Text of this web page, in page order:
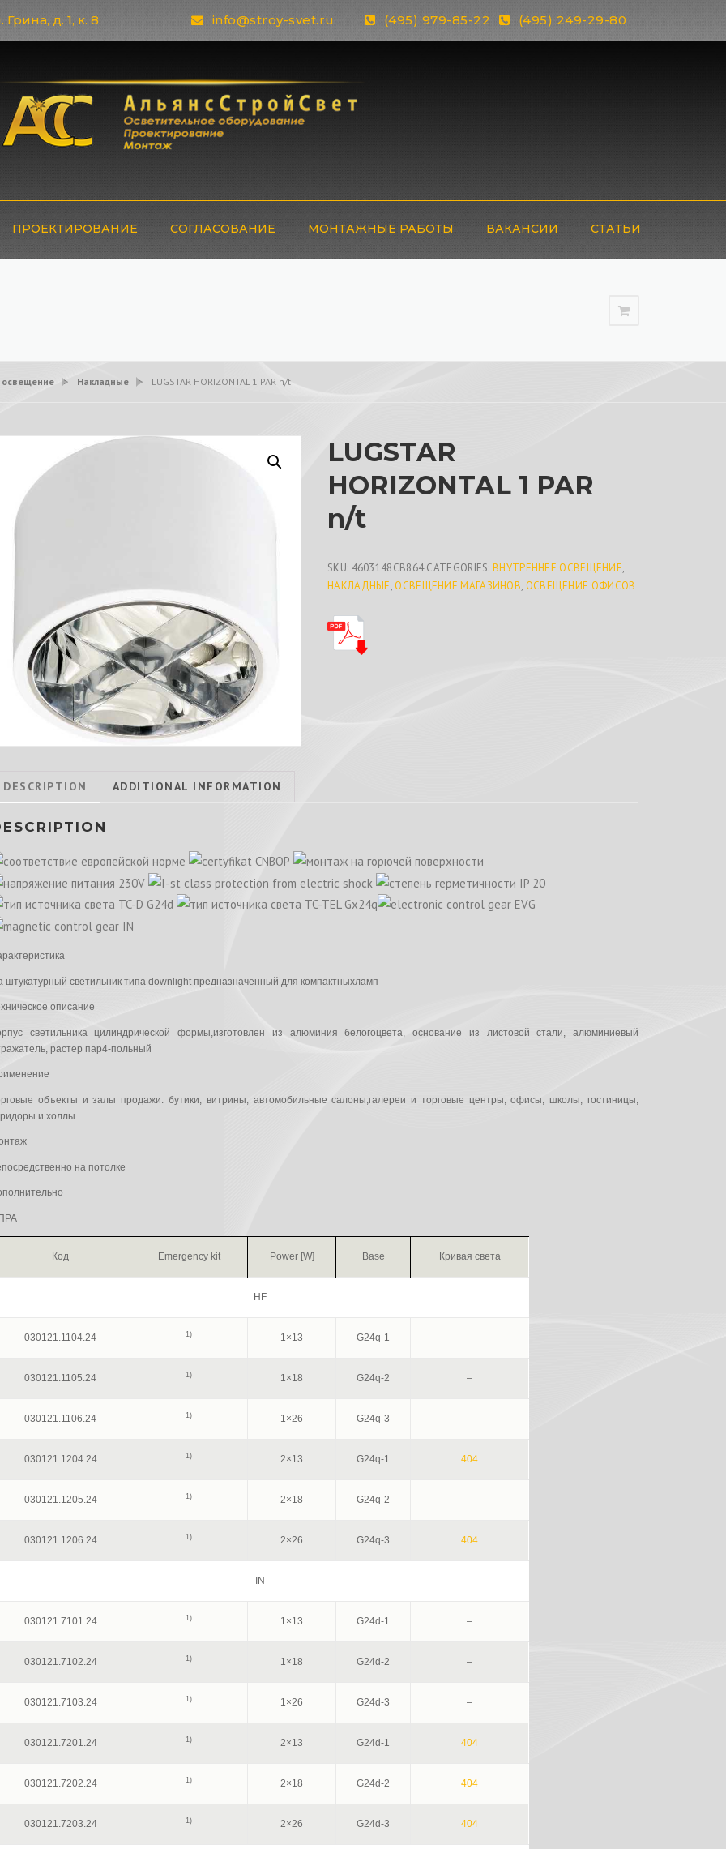
д. 1, к. 8 (495) 979-85-22 (495) 249-29-80
info@stroy-svet.ru
ПРОЕКТИРОВАНИЕ СОГЛАСОВАНИЕ МОНТАЖНЫЕ РАБОТЫ ВАКАНСИИ СТАТЬИ
освещение > Накладные > LUGSTAR HORIZONTAL 1 PAR n/t
LUGSTAR
HORIZONTAL 1 PAR
n/t
SKU: 4603148CB864 CATEGORIES:ВНУТРЕННЕЕ ОСВЕЩЕНИЕ,
НАКЛАДНЫЕ, ОСВЕЩЕНИЕ МАГАЗИНОВ, ОСВЕЩЕНИЕ ОФИСОВ
DESCRIPTION ADDITIONAL INFORMATION
штукатурный светильник типа downlight предназначенный для компактныхламп
описание
светильника цилиндрической формы,изготовлен из алюминия белогоцвета, основание из листовой стали, алюминиевый
растер пар4-польный
объекты и залы продажи: бутики, витрины, автомобильные салоны,галереи и торговые центры; офисы, школы, гостиницы,
и холлы
на потолке
Код Emergency kit Power [W] Base Кривая света
HF
030121.1104.24 1) 1×13 G24q-1 –
030121.1105.24 1) 1×18 G24q-2 –
030121.1106.24 1) 1×26 G24q-3 –
030121.1204.24 1) 2×13 G24q-1 404
030121.1205.24 1) 2×18 G24q-2 –
030121.1206.24 1) 2×26 G24q-3 404
IN
030121.7101.24 1) 1×13 G24d-1 –
030121.7102.24 1) 1×18 G24d-2 –
030121.7103.24 1) 1×26 G24d-3 –
030121.7201.24 1) 2×13 G24d-1 404
030121.7202.24 1) 2×18 G24d-2 404
030121.7203.24 1) 2×26 G24d-3 404